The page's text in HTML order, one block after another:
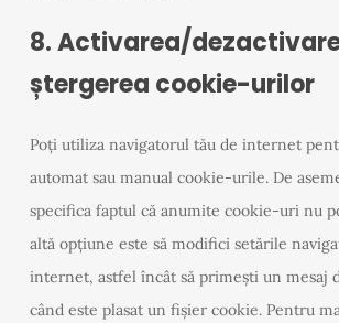
8. Activarea/
ștergerea cookie-urilor
Poți utiliza navigatorul tău de internet
automat sau manual cookie-urile. De
specifica faptul că anumite cookie-uri nu
altă opțiune este să modifici setările
internet, astfel încât să primești un mesaj
când este plasat un fișier cookie. Pentru